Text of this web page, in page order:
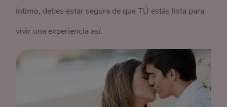
íntimo, debes estar segura de que TÚ estás lista para
vivir una experiencia así.